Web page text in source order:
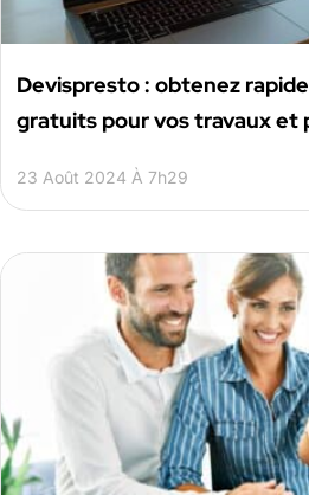
Devispresto : obtenez
gratuits pour vos travaux et
23 Août 2024 À 7h29